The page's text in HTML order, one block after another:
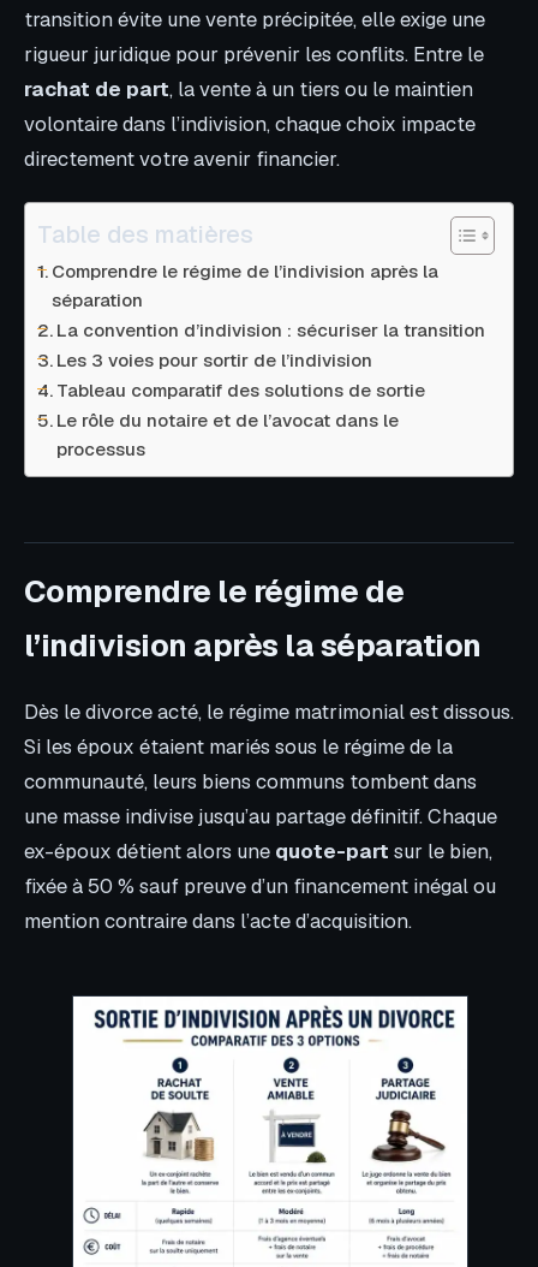
transition évite une vente précipitée, elle exige une
rigueur juridique pour prévenir les conflits. Entre le
rachat de part, la vente à un tiers ou le maintien
volontaire dans l’indivision, chaque choix impacte
directement votre avenir financier.
Table des matières
Comprendre le régime de l’indivision après la
séparation
La convention d’indivision : sécuriser la transition
Les 3 voies pour sortir de l’indivision
Tableau comparatif des solutions de sortie
Le rôle du notaire et de l’avocat dans le
processus
Comprendre le régime de
l’indivision après la séparation
Dès le divorce acté, le régime matrimonial est dissous.
Si les époux étaient mariés sous le régime de la
communauté, leurs biens communs tombent dans
une masse indivise jusqu’au partage définitif. Chaque
ex-époux détient alors une quote-part sur le bien,
fixée à 50 % sauf preuve d’un financement inégal ou
mention contraire dans l’acte d’acquisition.